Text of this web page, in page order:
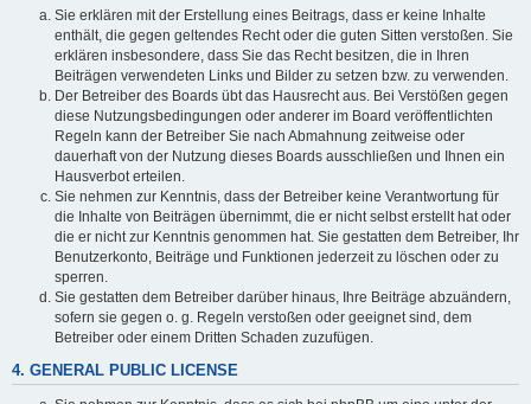
Sie erklären mit der Erstellung eines Beitrags, dass er keine Inhalte
enthält, die gegen geltendes Recht oder die guten Sitten verstoßen. Sie
erklären insbesondere, dass Sie das Recht besitzen, die in Ihren
Beiträgen verwendeten Links und Bilder zu setzen bzw. zu verwenden.
Der Betreiber des Boards übt das Hausrecht aus. Bei Verstößen gegen
diese Nutzungsbedingungen oder anderer im Board veröffentlichten
Regeln kann der Betreiber Sie nach Abmahnung zeitweise oder
dauerhaft von der Nutzung dieses Boards ausschließen und Ihnen ein
Hausverbot erteilen.
Sie nehmen zur Kenntnis, dass der Betreiber keine Verantwortung für
die Inhalte von Beiträgen übernimmt, die er nicht selbst erstellt hat oder
die er nicht zur Kenntnis genommen hat. Sie gestatten dem Betreiber, Ihr
Benutzerkonto, Beiträge und Funktionen jederzeit zu löschen oder zu
sperren.
Sie gestatten dem Betreiber darüber hinaus, Ihre Beiträge abzuändern,
sofern sie gegen o. g. Regeln verstoßen oder geeignet sind, dem
Betreiber oder einem Dritten Schaden zuzufügen.
4. GENERAL PUBLIC LICENSE